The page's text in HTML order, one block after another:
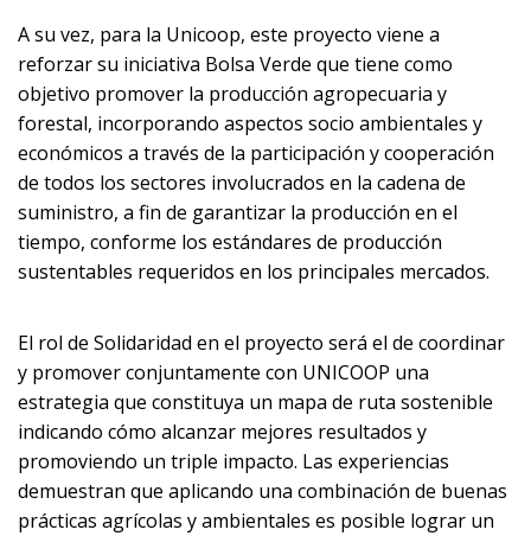
A su vez, para la Unicoop, este proyecto viene a
reforzar su iniciativa Bolsa Verde que tiene como
objetivo promover la producción agropecuaria y
forestal, incorporando aspectos socio ambientales y
económicos a través de la participación y cooperación
de todos los sectores involucrados en la cadena de
suministro, a fin de garantizar la producción en el
tiempo, conforme los estándares de producción
sustentables requeridos en los principales mercados.
El rol de Solidaridad en el proyecto será el de coordinar
y promover conjuntamente con UNICOOP una
estrategia que constituya un mapa de ruta sostenible
indicando cómo alcanzar mejores resultados y
promoviendo un triple impacto. Las experiencias
demuestran que aplicando una combinación de buenas
prácticas agrícolas y ambientales es posible lograr un